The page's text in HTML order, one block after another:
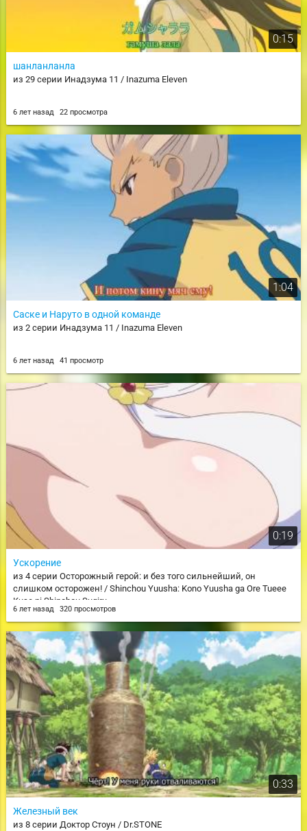
0:15
шанланланла
из 29 серии Инадзума 11 / Inazuma Eleven
6 лет назад 22 просмотра
1:04
Саске и Наруто в одной команде
из 2 серии Инадзума 11 / Inazuma Eleven
6 лет назад 41 просмотр
0:19
Ускорение
из 4 серии Осторожный герой: и без того сильнейший, он
слишком осторожен! / Shinchou Yuusha: Kono Yuusha ga Ore Tueee
Kuse ni Shinchou Sugiru
6 лет назад 320 просмотров
0:33
Железный век
из 8 серии Доктор Стоун / Dr.STONE